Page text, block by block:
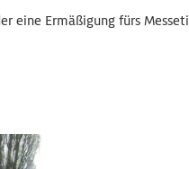
eine Ermäßigung fürs